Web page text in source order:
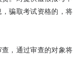
骗取考试资格的，将
，通过审查的对象将